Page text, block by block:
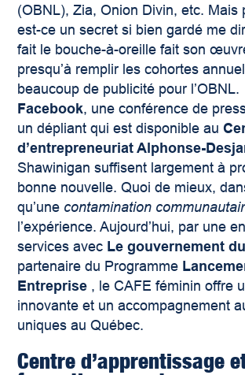
(OBNL), Zia, Onion Divin, etc. Mais
est-ce un secret si bien gardé me
fait le bouche-à-oreille fait son
presqu’à remplir les cohortes
beaucoup de publicité pour
Facebook, une conférence de
un dépliant qui est disponible au
d’entrepreneuriat Alphonse-
Shawinigan suffisent largement à
bonne nouvelle. Quoi de mieux,
qu’une contamination
l’expérience. Aujourd’hui, par une
services avec Le gouvernement
partenaire du Programme
Entreprise , le CAFE féminin offre
innovante et un accompagnement
uniques au Québec.
Centre d’apprentissage